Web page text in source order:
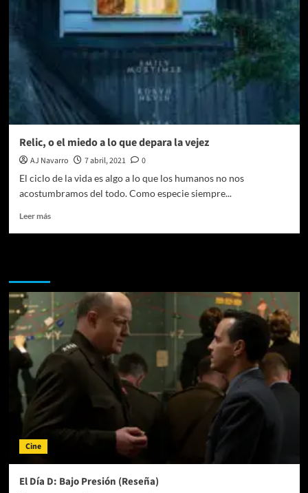
Relic, o el miedo a lo que depara la vejez
AJ Navarro 7 abril, 2021
0
El ciclo de la vida es algo a lo que los humanos no nos
acostumbramos del todo. Como especie siempre...
Leer másLeer
el
miedo
lo
que
depara
la
vejez
Cine
El Día D: Bajo Presión (Reseña)